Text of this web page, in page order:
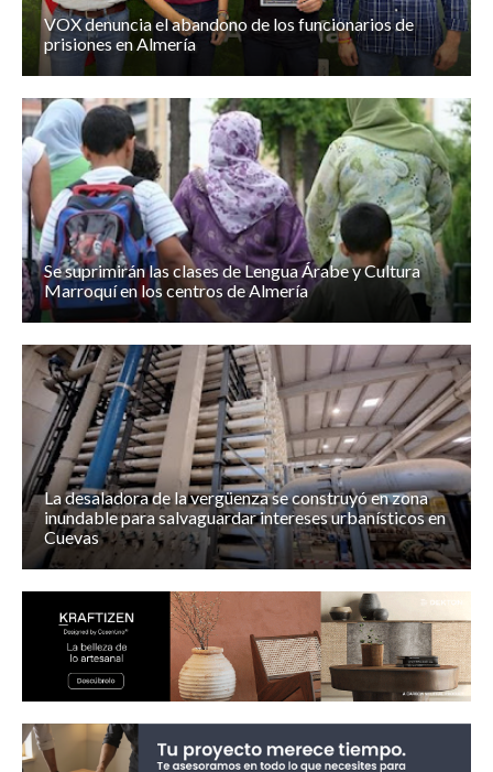
VOX denuncia el abandono de los funcionarios de
prisiones en Almería
Se suprimirán las clases de Lengua Árabe y Cultura
Marroquí en los centros de Almería
La desaladora de la vergüenza se construyó en zona
inundable para salvaguardar intereses urbanísticos en
Cuevas